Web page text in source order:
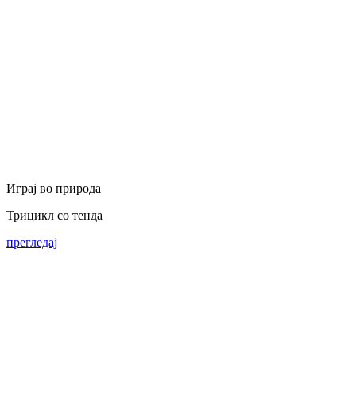
Играј во природа
Трицикл со тенда
прегледај